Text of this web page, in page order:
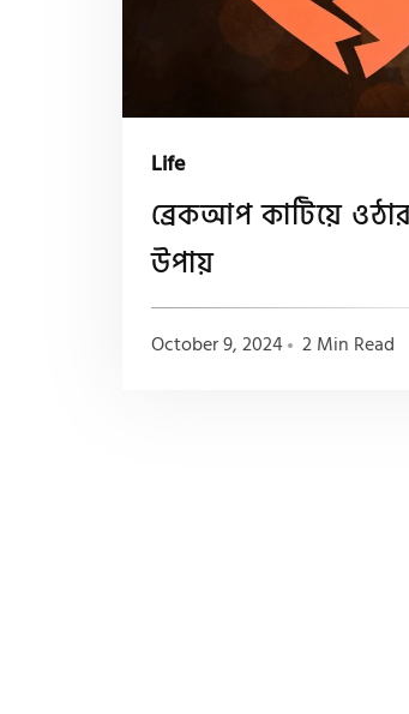
Life
ব্রেকআপ কাটিয়ে
উপায়
October 9, 2024 2 Min Read